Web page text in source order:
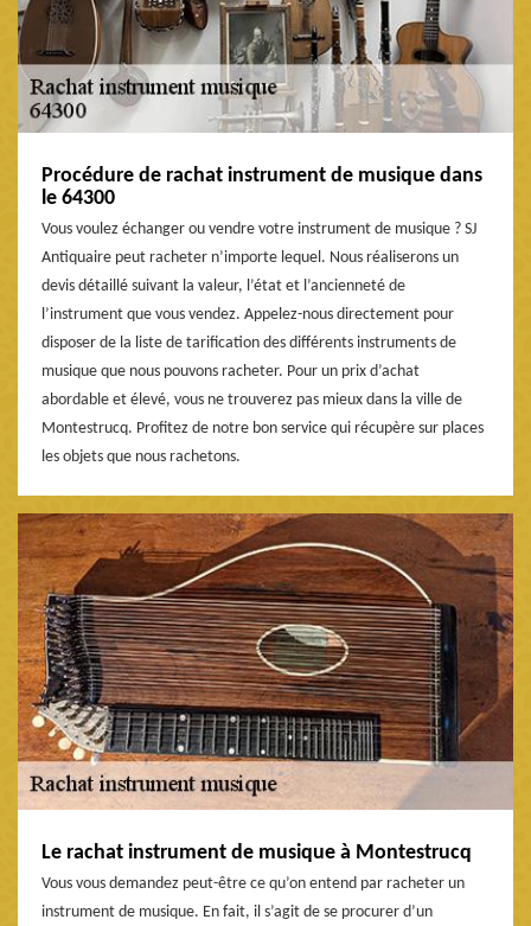
Procédure de rachat instrument de musique dans
le 64300
Vous voulez échanger ou vendre votre instrument de musique ? SJ
Antiquaire peut racheter n’importe lequel. Nous réaliserons un
devis détaillé suivant la valeur, l’état et l’ancienneté de
l’instrument que vous vendez. Appelez-nous directement pour
disposer de la liste de tarification des différents instruments de
musique que nous pouvons racheter. Pour un prix d’achat
abordable et élevé, vous ne trouverez pas mieux dans la ville de
Montestrucq. Profitez de notre bon service qui récupère sur places
les objets que nous rachetons.
Le rachat instrument de musique à Montestrucq
Vous vous demandez peut-être ce qu’on entend par racheter un
instrument de musique. En fait, il s’agit de se procurer d’un